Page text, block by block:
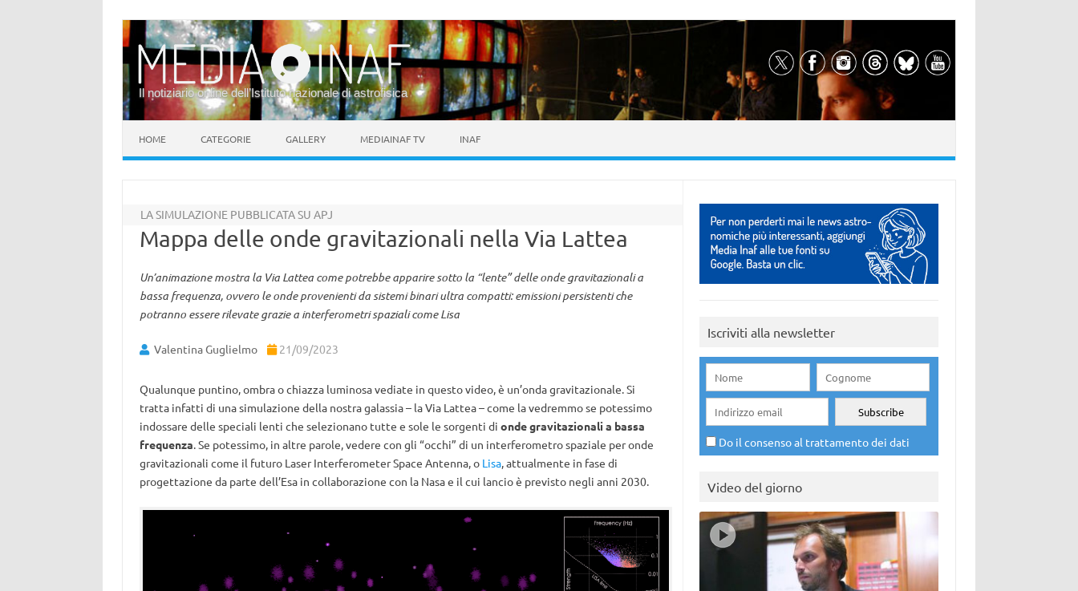
Il notiziario online dell’Istituto nazionale di astrofisica
HOME CATEGORIE GALLERY MEDIAINAF TV INAF
LA SIMULAZIONE PUBBLICATA SU APJ
Mappa delle onde gravitazionali nella Via Lattea
Un’animazione mostra la Via Lattea come potrebbe apparire sotto la “lente” delle onde gravitazionali a
bassa frequenza, ovvero le onde provenienti da sistemi binari ultra compatti: emissioni persistenti che
potranno essere rilevate grazie a interferometri spaziali come Lisa
Valentina Guglielmo 21/09/2023
Qualunque puntino, ombra o chiazza luminosa vediate in questo video, è un’onda gravitazionale. Si
tratta infatti di una simulazione della nostra galassia – la Via Lattea – come la vedremmo se potessimo
indossare delle speciali lenti che selezionano tutte e sole le sorgenti di onde gravitazionali a bassa
frequenza. Se potessimo, in altre parole, vedere con gli “occhi” di un interferometro spaziale per onde
gravitazionali come il futuro Laser Interferometer Space Antenna, o Lisa, attualmente in fase di
progettazione da parte dell’Esa in collaborazione con la Nasa e il cui lancio è previsto negli anni 2030.
Iscriviti alla newsletter
Do il consenso al trattamento dei dati
Video del giorno